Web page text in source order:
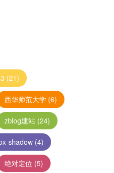
(21)
西华师范大学 (6)
zblog建站 (24)
shadow (4)
绝对定位 (5)